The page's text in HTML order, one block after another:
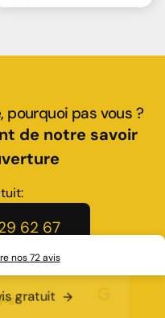
pourquoi pas vous ?
de notre savoir
62 67
gratuit
nos72avis